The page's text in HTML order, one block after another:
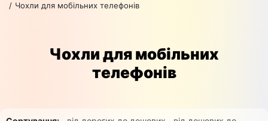
Чохли для мобільних телефонів
Чохли для мобільних
телефонів